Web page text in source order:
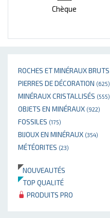
ROCHES ET MINÉRAUX BRUTS
PIERRES DE DÉCORATION (625)
MINÉRAUX CRISTALLISÉS (555)
OBJETS EN MINÉRAUX (922)
FOSSILES (175)
BIJOUX EN MINÉRAUX (354)
MÉTÉORITES (23)
NOUVEAUTÉS
TOP QUALITÉ
PRODUITS PRO
Chèque